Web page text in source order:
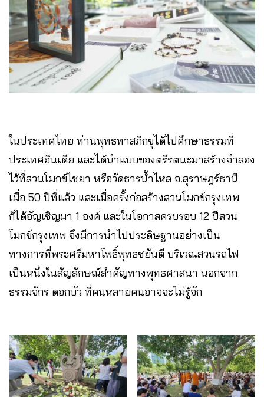
ในประเทศไทย ท่านพุทธทาสภิกขุได้ไปศึกษาธรรมที่
ประเทศอินเดีย และได้นำแบบของตรีรตนะมาสร้างจำลอง
ไว้ที่สวนโมกข์ไชยา หรือวัดธารน้ำไหล จ.สุราษฎร์ธานี
เมื่อ 50 ปีที่แล้ว และเมื่อครั้งก่อสร้างสวนโมกข์กรุงเทพ
ก็ได้อัญเชิญมา 1 องค์ และในโอกาสครบรอบ 12 ปีสวน
โมกข์กรุงเทพ จึงมีการนำไปประดิษฐานอย่างเป็น
ทางการที่พระศรีมหาโพธิ์พุทธชยันตี บริเวณสวนรถไฟ
เป็นหนึ่งในสัญลักษณ์สำคัญทางพุทธศาสนา นอกจาก
ธรรมจักร ดอกบัว ที่คนหลายคนอาจจะไม่รู้จัก